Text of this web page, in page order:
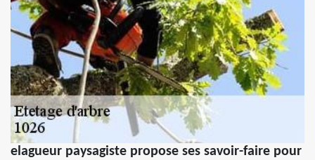
elagueur paysagiste propose ses savoir-faire pour